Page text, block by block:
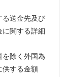
る送金先及び
に関する詳細
を除く外国為
供する金額